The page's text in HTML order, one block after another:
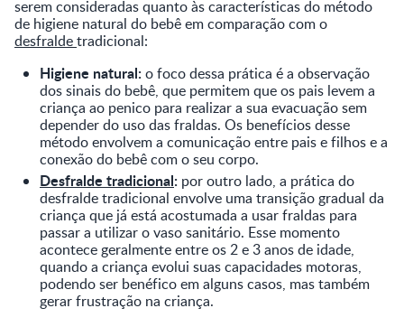
serem consideradas quanto às características do método
de higiene natural do bebê em comparação com o
desfraldetradicional:
Higiene natural:o foco dessa prática é a observação
dos sinais do bebê, que permitem que os pais levem a
criança ao penico para realizar a sua evacuação sem
depender do uso das fraldas. Os benefícios desse
método envolvem a comunicação entre pais e filhos e a
conexão do bebê com o seu corpo.
Desfralde tradicional: por outro lado, a prática do
desfralde tradicional envolve uma transição gradual da
criança que já está acostumada a usar fraldas para
passar a utilizar o vaso sanitário. Esse momento
acontece geralmente entre os 2 e 3 anos de idade,
quando a criança evolui suas capacidades motoras,
podendo ser benéfico em alguns casos, mas também
gerar frustração na criança.